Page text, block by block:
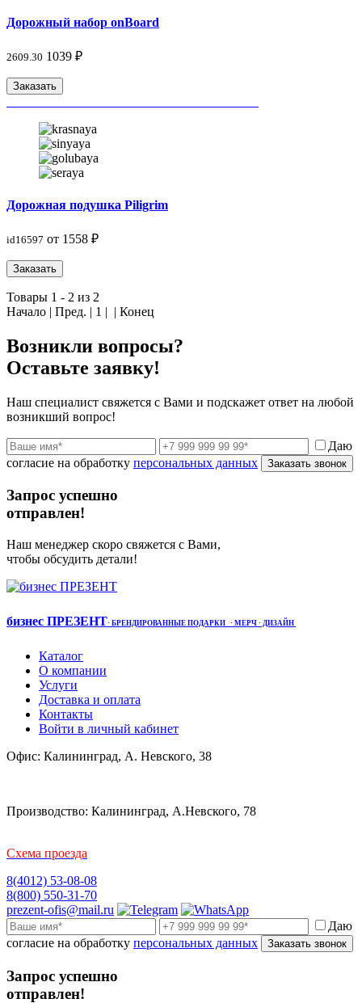
Дорожный набор onBoard
2609.30 1039 ₽
Заказать
Дорожная подушка Piligrim
id16597 от 1558 ₽
Заказать
Товары 1 - 2 из 2
Начало | Пред. | 1 | | Конец
Возникли вопросы?
Оставьте заявку!
Наш специалист свяжется с Вами и подскажет ответ на любой
возникший вопрос!
Даю
согласие на обработку персональных данных Заказать звонок
Запрос успешно
отправлен!
Наш менеджер скоро свяжется с Вами,
чтобы обсудить детали!
бизнес ПРЕЗЕНТ· БРЕНДИРОВАННЫЕ ПОДАРКИ · МЕРЧ · ДИЗАЙН
Каталог
О компании
Услуги
Доставка и оплата
Контакты
Войти в личный кабинет
Офис: Калининград, А. Невского, 38
Производство: Калининград, А.Невского, 78
Схема проезда
8(4012) 53-08-08
8(800) 550-31-70
prezent-ofis@mail.ru
Даю
согласие на обработку персональных данных Заказать звонок
Запрос успешно
отправлен!